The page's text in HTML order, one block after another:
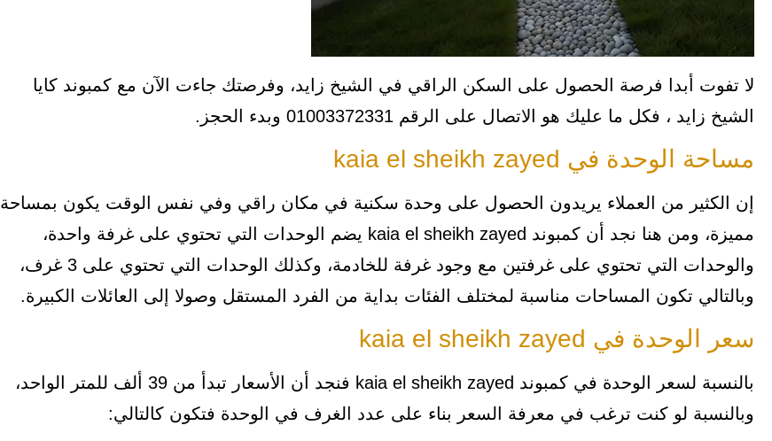
لا تفوت أبدا فرصة الحصول على السكن الراقي في الشيخ زايد، وفرصتك جاءت الآن مع كمبوند كايا
الشيخ زايد ، فكل ما عليك هو الاتصال على الرقم 01003372331 وبدء الحجز.
مساحة الوحدة في kaia el sheikh zayed
إن الكثير من العملاء يريدون الحصول على وحدة سكنية في مكان راقي وفي نفس الوقت يكون بمساحة
مميزة، ومن هنا نجد أن كمبوند kaia el sheikh zayed يضم الوحدات التي تحتوي على غرفة واحدة،
والوحدات التي تحتوي على غرفتين مع وجود غرفة للخادمة، وكذلك الوحدات التي تحتوي على 3 غرف،
وبالتالي تكون المساحات مناسبة لمختلف الفئات بداية من الفرد المستقل وصولا إلى العائلات الكبيرة.
سعر الوحدة في kaia el sheikh zayed
بالنسبة لسعر الوحدة في كمبوند kaia el sheikh zayed فنجد أن الأسعار تبدأ من 39 ألف للمتر الواحد،
وبالنسبة لو كنت ترغب في معرفة السعر بناء على عدد الغرف في الوحدة فتكون كالتالي: